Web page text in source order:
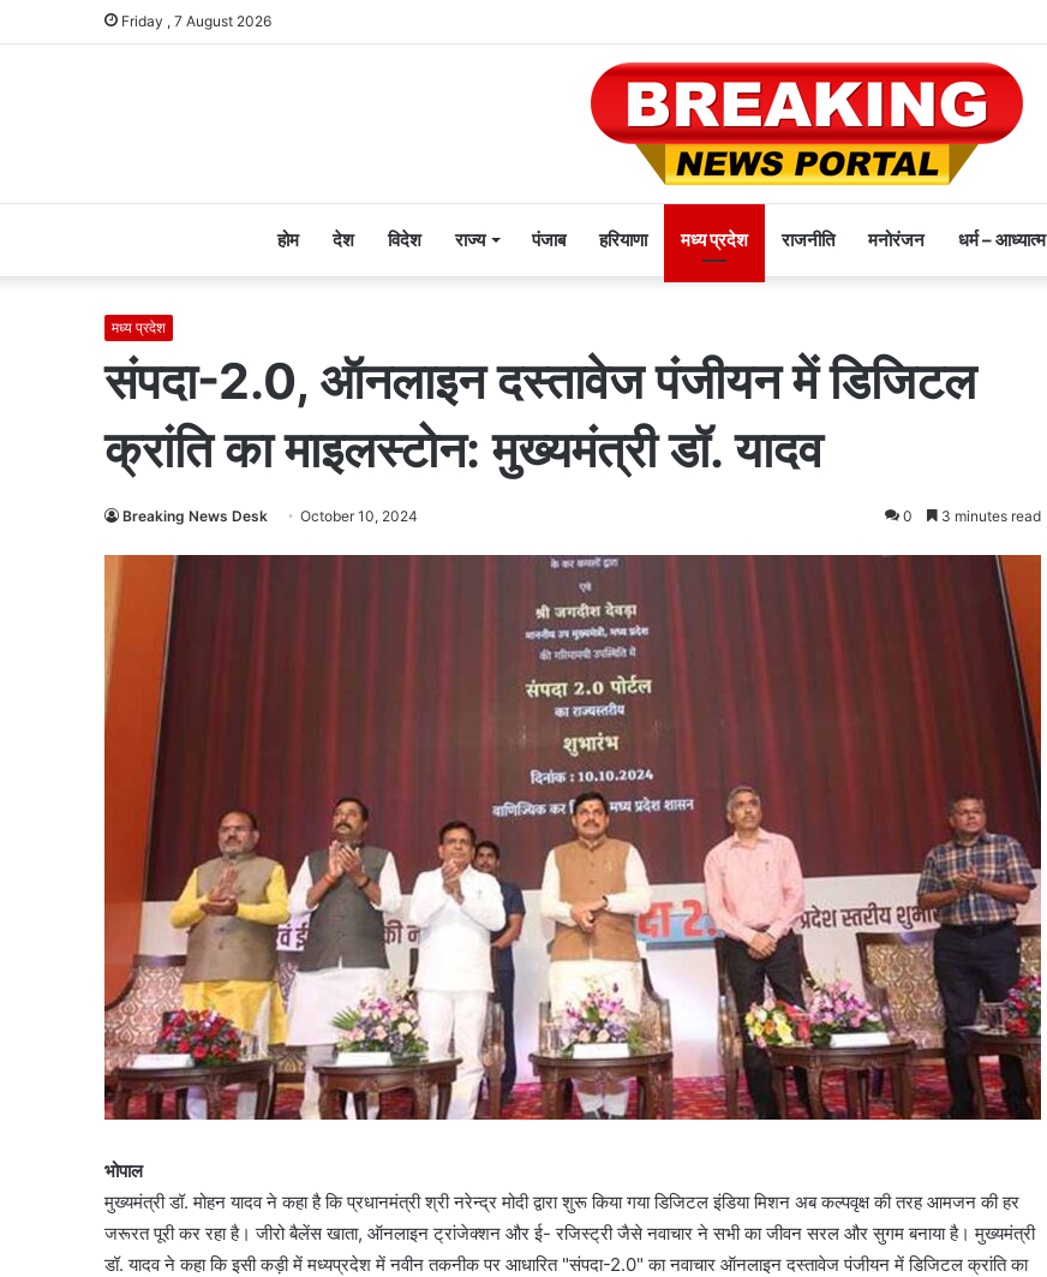
Friday , 7 August 2026
होम देश विदेश राज्य पंजाब हरियाणा मध्य प्रदेश राजनीति मनोरंजन धर्म – आध्यात्म
मध्य प्रदेश
संपदा-2.0, ऑनलाइन दस्तावेज पंजीयन में डिजिटल
क्रांति का माइलस्टोन: मुख्यमंत्री डॉ. यादव
Breaking News Desk October 10, 2024 0 3 minutes read
भोपाल
मुख्यमंत्री डॉ. मोहन यादव ने कहा है कि प्रधानमंत्री श्री नरेन्द्र मोदी द्वारा शुरू किया गया डिजिटल इंडिया मिशन अब कल्पवृक्ष की तरह आमजन की हर
जरूरत पूरी कर रहा है। जीरो बैलेंस खाता, ऑनलाइन ट्रांजेक्शन और ई- रजिस्ट्री जैसे नवाचार ने सभी का जीवन सरल और सुगम बनाया है। मुख्यमंत्री
डॉ. यादव ने कहा कि इसी कड़ी में मध्यप्रदेश में नवीन तकनीक पर आधारित "संपदा-2.0" का नवाचार ऑनलाइन दस्तावेज पंजीयन में डिजिटल क्रांति का